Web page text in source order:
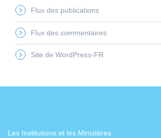
Flux des publications
Flux des commentaires
Site de WordPress-FR
Les Institutions et les Ministères